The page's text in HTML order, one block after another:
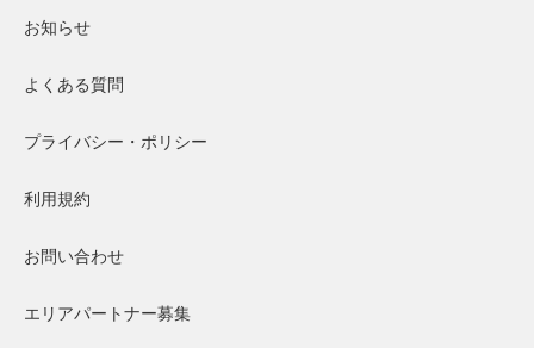
お知らせ
よくある質問
プライバシー・ポリシー
利用規約
お問い合わせ
エリアパートナー募集